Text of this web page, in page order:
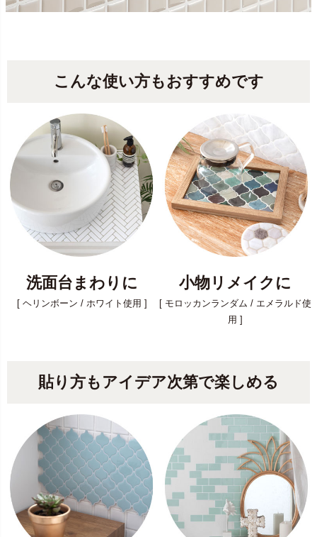
こんな使い方もおすすめです
洗面台まわりに 小物リメイクに
[ ヘリンボーン / ホワイト使用 ]
[ モロッカンランダム / エメラルド使
用 ]
貼り方もアイデア次第で楽しめる